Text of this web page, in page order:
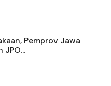
Pemprov Jawa
JPO...